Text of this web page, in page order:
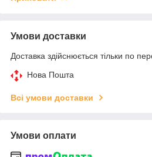
Умови доставки
Доставка здійснюється тільки по
Нова Пошта
Всі умови доставки
Умови оплати